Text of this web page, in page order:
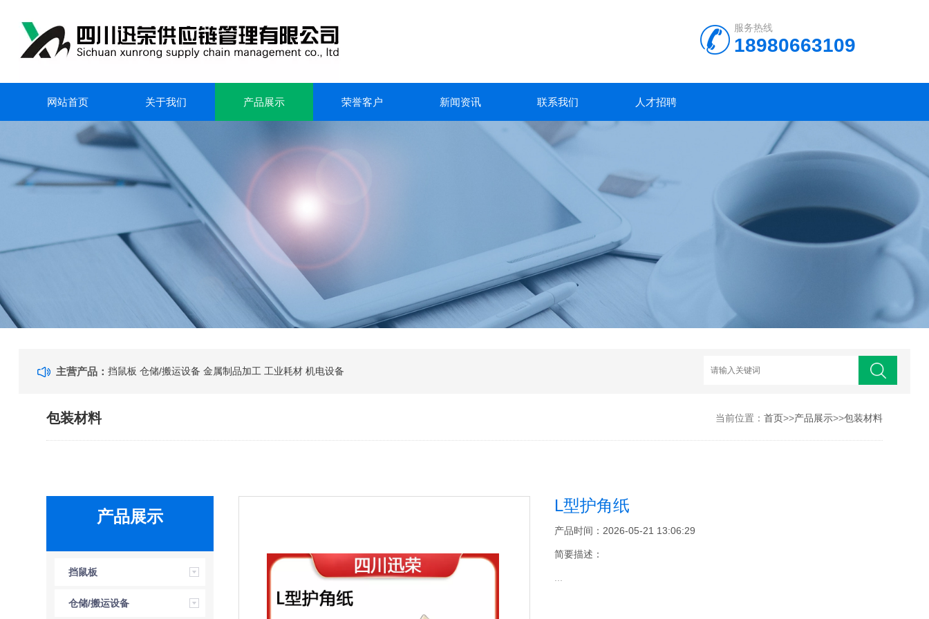
服务热线
18980663109
网站首页 关于我们 产品展示 荣誉客户 新闻资讯 联系我们 人才招聘
主营产品：挡鼠板 仓储/搬运设备 金属制品加工 工业耗材 机电设备
包装材料 当前位置： 首页>>产品展示>>包装材料
产品展示
挡鼠板
仓储/搬运设备
L型护角纸
产品时间：2026-05-21 13:06:29
简要描述：